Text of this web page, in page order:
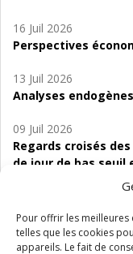
Pour offrir les meilleures
telles que les cookies
appareils. Le fait de
16 Juil 2026
Perspectives
13 Juil 2026
Analyses
09 Juil 2026
Regards croisés
de jour de bas seuil
06 Juil 2026
Étude